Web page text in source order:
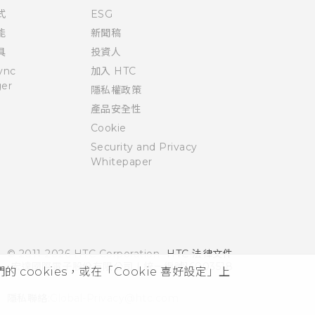
的 cookies，或在「Cookie 喜好設定」上
ESG
新聞稿
投資人
加入 HTC
隱私權政策
產品安全性
Cookie
Security and Privacy
Whitepaper
© 2011-2026 HTC Corporation
HTC 法律文件
宏達國際電子股份有限公司 | 統一編號16003518